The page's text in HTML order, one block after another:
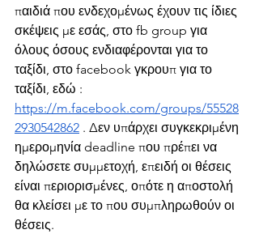
παιδιά που ενδεχομένως έχουν τις ίδιες
σκέψεις με εσάς, στο fb group για
όλους όσους ενδιαφέρονται για το
ταξίδι, στο facebook γκρουπ για το
ταξίδι, εδώ :
https://m.facebook.com/groups/55528
2930542862 . Δεν υπάρχει συγκεκριμένη
ημερομηνία deadline που πρέπει να
δηλώσετε συμμετοχή, επειδή οι θέσεις
είναι περιορισμένες, οπότε η αποστολή
θα κλείσει με το που συμπληρωθούν οι
θέσεις.